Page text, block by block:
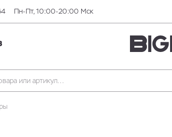
Пн-Пт, 10:00-20:00 Мск